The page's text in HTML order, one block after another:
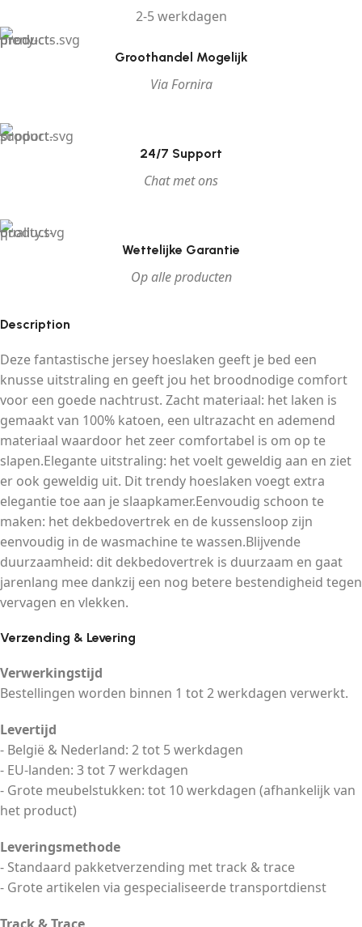
2-5 werkdagen
Groothandel Mogelijk
Via Fornira
24/7 Support
Chat met ons
Wettelijke Garantie
Op alle producten
Description
Deze fantastische jersey hoeslaken geeft je bed een
knusse uitstraling en geeft jou het broodnodige comfort
voor een goede nachtrust. Zacht materiaal: het laken is
gemaakt van 100% katoen, een ultrazacht en ademend
materiaal waardoor het zeer comfortabel is om op te
slapen.Elegante uitstraling: het voelt geweldig aan en ziet
er ook geweldig uit. Dit trendy hoeslaken voegt extra
elegantie toe aan je slaapkamer.Eenvoudig schoon te
maken: het dekbedovertrek en de kussensloop zijn
eenvoudig in de wasmachine te wassen.Blijvende
duurzaamheid: dit dekbedovertrek is duurzaam en gaat
jarenlang mee dankzij een nog betere bestendigheid tegen
vervagen en vlekken.
Verzending & Levering
Verwerkingstijd
Bestellingen worden binnen 1 tot 2 werkdagen verwerkt.
Levertijd
- België & Nederland: 2 tot 5 werkdagen
- EU-landen: 3 tot 7 werkdagen
- Grote meubelstukken: tot 10 werkdagen (afhankelijk van
het product)
Leveringsmethode
- Standaard pakketverzending met track & trace
- Grote artikelen via gespecialiseerde transportdienst